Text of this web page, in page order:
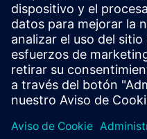
Oferta personalizada
¿Necesita una oferta
personales y le enviaremos
personalizada a su dirección
Enviar una oferta personal